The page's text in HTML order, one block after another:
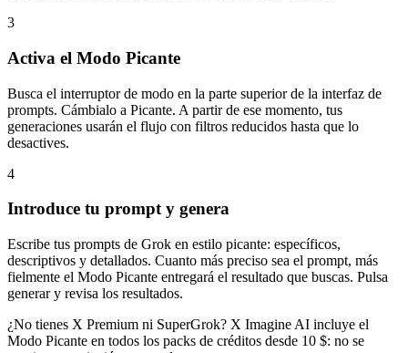
3
Activa el Modo Picante
Busca el interruptor de modo en la parte superior de la interfaz de
prompts. Cámbialo a Picante. A partir de ese momento, tus
generaciones usarán el flujo con filtros reducidos hasta que lo
desactives.
4
Introduce tu prompt y genera
Escribe tus prompts de Grok en estilo picante: específicos,
descriptivos y detallados. Cuanto más preciso sea el prompt, más
fielmente el Modo Picante entregará el resultado que buscas. Pulsa
generar y revisa los resultados.
¿No tienes X Premium ni SuperGrok? X Imagine AI incluye el
Modo Picante en todos los packs de créditos desde 10 $: no se